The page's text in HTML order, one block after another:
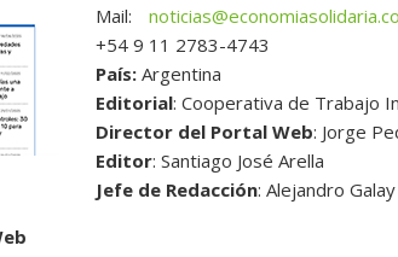
Mail:
+54 9 11 2783-4743
País: Argentina
Editorial: Cooperativa de Trabajo
Director del Portal Web: Jorge
Editor: Santiago José Arella
Jefe de Redacción: Alejandro Galay